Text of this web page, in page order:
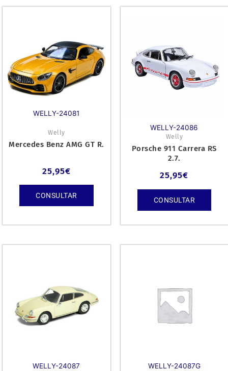
WELLY-24081
Welly
Mercedes Benz AMG GT R.
25,95€
CONSULTAR
WELLY-24086
Welly
Porsche 911 Carrera RS
2.7.
25,95€
CONSULTAR
WELLY-24087 WELLY-24087G